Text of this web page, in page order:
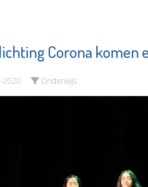
Corona komen
2020 Onderwijs
Het Schiedams
Bekijk de pagina